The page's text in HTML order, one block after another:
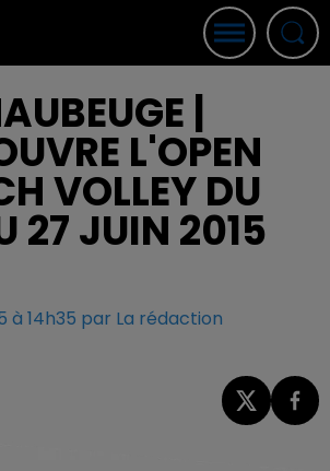
|
L'OPEN
VOLLEY DU
27 JUIN 2015
à 14h35 par La rédaction